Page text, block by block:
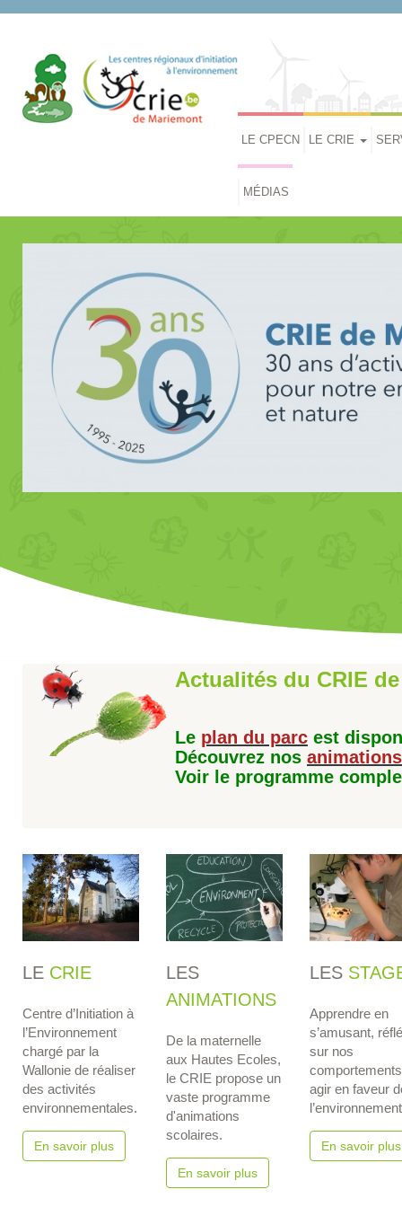
LE CPECN LE CRIE
MÉDIAS
Actualités du CRIE
Le plan du parcest
Découvrez nos animations
Voir le programme
LE CRIE
Centre d’Initiation à
l’Environnement
chargé par la
Wallonie de réaliser
des activités
environnementales.
En savoir plus
LES
ANIMATIONS
De la maternelle
aux Hautes Ecoles,
le CRIE propose un
vaste programme
d'animations
scolaires.
En savoir plus
LES
Apprendre en
s’amusant,
sur nos
agir en faveur
En savoir plus